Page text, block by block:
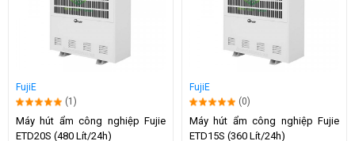
FujiE
(1)
Máy hút ẩm công nghiệp Fujie
ETD20S (480 Lít/24h)
FujiE
(0)
Máy hút ẩm công nghiệp Fujie
ETD15S (360 Lít/24h)